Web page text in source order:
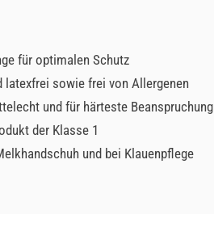
für optimalen Schutz
latexfrei sowie frei von Allergenen
und für härteste Beanspruchung
der Klasse 1
und bei Klauenpflege